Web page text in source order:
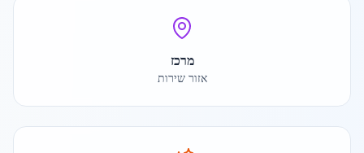
מרכז
אזור שירות